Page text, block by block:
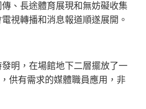
、長途體育展現和無妨礙收集
視轉播和消息報道順遂展開。
，在場館地下二層擺放了一
供有需求的媒體職員應用，非